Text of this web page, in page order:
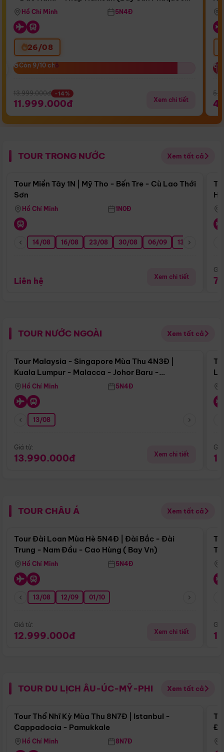
Airways)
Hồ Chí Minh 5N4Đ
26/08
Còn 9/10 chỗ
Còn 9/10 chỗ
13.999.000đ -14%
11.999.000đ Xem chi tiết
TOUR TRONG NƯỚC Xem tất cả
Điểm nổi bật
Tour Miền Tây 1N | Mỹ Tho - Bến Tre - Cù Lao Thới
Sơn
Hồ Chí Minh 1N0Đ
14/08 16/08 23/08 30/08 06/09 13/09
Liên hệ Xem chi tiết
TOUR NƯỚC NGOÀI Xem tất cả
Điểm nổi bật
Tour Malaysia - Singapore Mùa Thu 4N3Đ |
Kuala Lumpur - Malacca - Johor Baru -
Singapore
Hồ Chí Minh 5N4Đ
13/08
Giá từ:
13.990.000đ Xem chi tiết
TOUR CHÂU Á Xem tất cả
Điểm nổi bật
Tour Đài Loan Mùa Hè 5N4Đ | Đài Bắc - Đài
Trung - Nam Đầu - Cao Hùng ( Bay Vn)
Hồ Chí Minh 5N4Đ
13/08 12/09 01/10
Giá từ:
12.999.000đ Xem chi tiết
TOUR DU LỊCH ÂU-ÚC-MỸ-PHI Xem tất cả
Điểm nổi bật
Tour Thổ Nhĩ Kỳ Mùa Thu 8N7Đ | Istanbul -
Cappadocia - Pamukkale
Hồ Chí Minh 8N7Đ